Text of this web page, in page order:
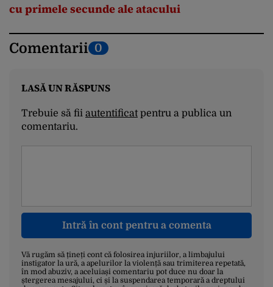
cu primele secunde ale atacului
Comentarii 0
LASĂ UN RĂSPUNS
Trebuie să fii autentificatpentru a publica un
comentariu.
Intră în cont pentru a comenta
Vă rugăm să țineți cont că folosirea injuriilor, a limbajului
instigator la ură, a apelurilor la violență sau trimiterea repetată,
în mod abuziv, a aceluiași comentariu pot duce nu doar la
ștergerea mesajului, ci și la suspendarea temporară a dreptului